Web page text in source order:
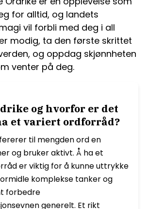
for alltid, og landets
vil forbli med deg i all
modig, ta den første skrittet
og oppdag skjønnheten
venter på deg.
og hvorfor er det
et variert ordforråd?
til mengden ord en
og bruker aktivt. Å ha et
er viktig for å kunne uttrykke
komplekse tanker og
forbedre
generelt. Et rikt